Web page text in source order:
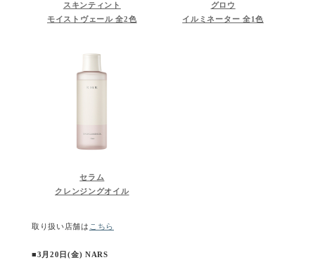
スキンティント
モイストヴェール 全2色
グロウ
イルミネーター 全1色
セラム
クレンジングオイル
取り扱い店舗は こちら
■3月20日(金) NARS